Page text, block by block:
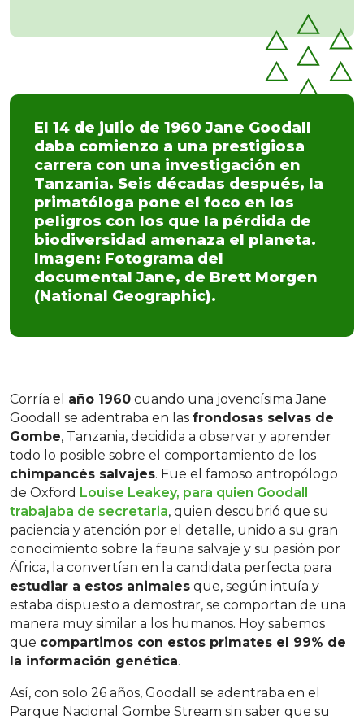
El 14 de julio de 1960 Jane Goodall
daba comienzo a una prestigiosa
carrera con una investigación en
Tanzania. Seis décadas después, la
primatóloga pone el foco en los
peligros con los que la pérdida de
biodiversidad amenaza el planeta.
Imagen: Fotograma del
documental Jane, de Brett Morgen
(National Geographic).
Corría el año 1960 cuando una jovencísima Jane
Goodall se adentraba en las frondosas selvas de
Gombe, Tanzania, decidida a observar y aprender
todo lo posible sobre el comportamiento de los
chimpancés salvajes. Fue el famoso antropólogo
de Oxford Louise Leakey, para quien Goodall
trabajaba de secretaria, quien descubrió que su
paciencia y atención por el detalle, unido a su gran
conocimiento sobre la fauna salvaje y su pasión por
África, la convertían en la candidata perfecta para
estudiar a estos animales que, según intuía y
estaba dispuesto a demostrar, se comportan de una
manera muy similar a los humanos. Hoy sabemos
que compartimos con estos primates el 99% de
la información genética.
Así, con solo 26 años, Goodall se adentraba en el
Parque Nacional Gombe Stream sin saber que su